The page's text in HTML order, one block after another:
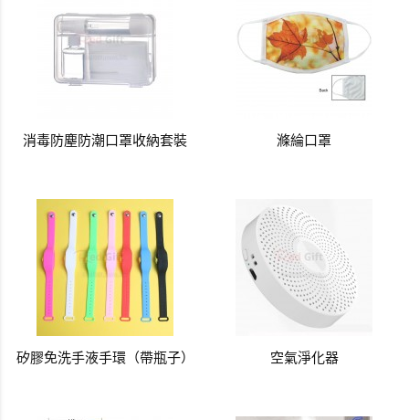
消毒防塵防潮口罩收納套裝 滌綸口罩
矽膠免洗手液手環（帶瓶子） 空氣淨化器